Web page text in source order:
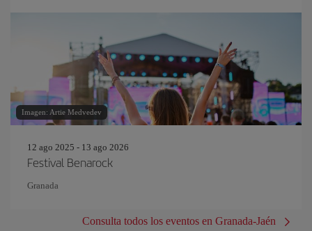
Imagen: Artie Medvedev
12 ago 2025 - 13 ago 2026
Festival Benarock
Granada
Consulta todos los eventos en Granada-Jaén